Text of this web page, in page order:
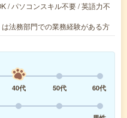
/ パソコンスキル不要 / 英語力不
法務部門での業務経験がある方
40代 50代
60代